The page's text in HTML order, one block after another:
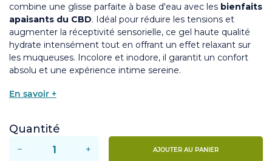
combine une glisse parfaite à base d'eau avec les bienfaits
apaisants du CBD. Idéal pour réduire les tensions et
augmenter la réceptivité sensorielle, ce gel haute qualité
hydrate intensément tout en offrant un effet relaxant sur
les muqueuses. Incolore et inodore, il garantit un confort
absolu et une expérience intime sereine.
En savoir +
Quantité
− + AJOUTER AU PANIER